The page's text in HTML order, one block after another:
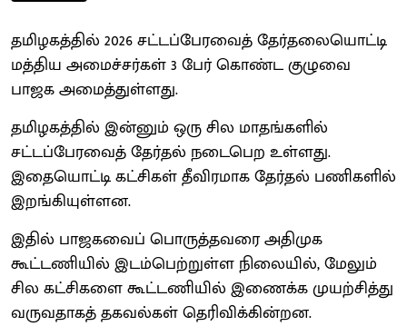
தமிழகத்தில் 2026 சட்டப்பேரவைத் தேர்தலையொட்டி
மத்திய அமைச்சர்கள் 3 பேர் கொண்ட குழுவை
பாஜக அமைத்துள்ளது.
தமிழகத்தில் இன்னும் ஒரு சில மாதங்களில்
சட்டப்பேரவைத் தேர்தல் நடைபெற உள்ளது.
இதையொட்டி கட்சிகள் தீவிரமாக தேர்தல் பணிகளில்
இறங்கியுள்ளன.
இதில் பாஜகவைப் பொருத்தவரை அதிமுக
கூட்டணியில் இடம்பெற்றுள்ள நிலையில், மேலும்
சில கட்சிகளை கூட்டணியில் இணைக்க முயற்சித்து
வருவதாகத் தகவல்கள் தெரிவிக்கின்றன.